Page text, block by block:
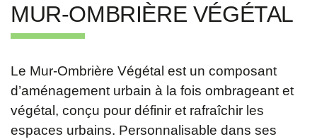
MUR-OMBRIÈRE VÉGÉTAL
Le Mur-Ombrière Végétal est un composant
d’aménagement urbain à la fois ombrageant et
végétal, conçu pour définir et rafraîchir les
espaces urbains. Personnalisable dans ses